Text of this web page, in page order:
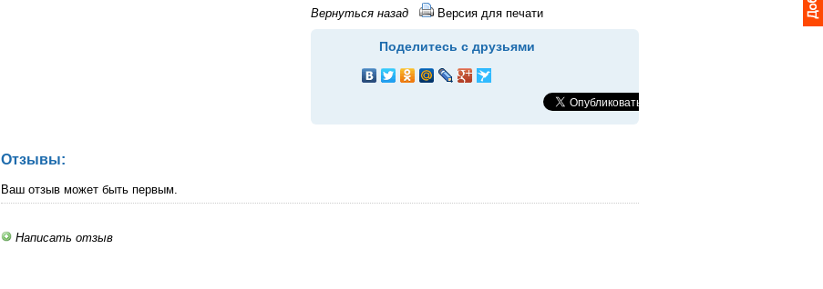
Вернуться назад Версия для печати
Поделитесь с друзьями
Отзывы:
Ваш отзыв может быть первым.
Написать отзыв